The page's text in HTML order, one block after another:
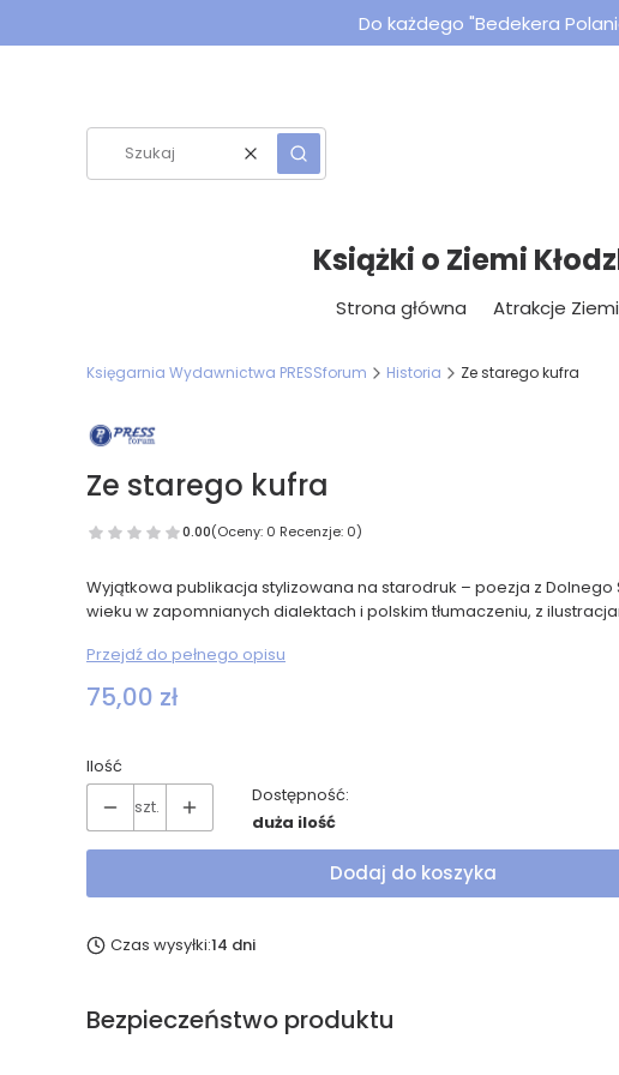
Do każdego "Bedekera
WyczyśćSzukaj
Książki o Ziemi
Strona główna Atrakcje
Księgarnia Wydawnictwa PRESSforum Historia Ze starego kufra
Ze starego kufra
0.00(Oceny: 0 Recenzje: 0)
Wyjątkowa publikacja stylizowana na starodruk – poezja z Dolnego
wieku w zapomnianych dialektach i polskim tłumaczeniu, z
Przejdź do pełnego opisu
Cena
75,00 zł
Ilość
szt.
Dostępność:
duża ilość
Dodaj do koszyka
Czas wysyłki:14 dni
Bezpieczeństwo produktu